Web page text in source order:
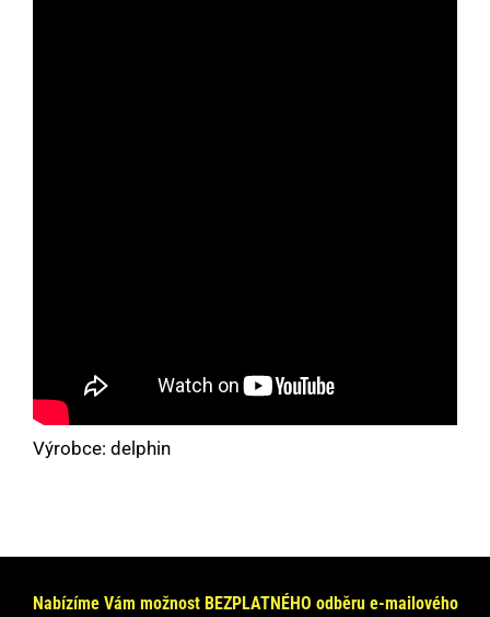
Výrobce: delphin
Odpovíme Vám do 24 hodin.
Nabízíme Vám možnost BEZPLATNÉHO odběru e-mailového